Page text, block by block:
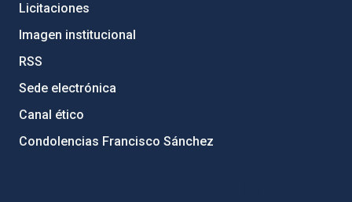
Licitaciones
Imagen institucional
RSS
Sede electrónica
Canal ético
Condolencias Francisco Sánchez